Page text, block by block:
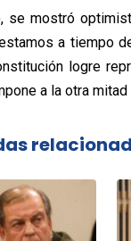
se mostró
a tiempo
logre
a la otra mitad